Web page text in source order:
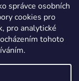
správce osobních
cookies pro
pro analytické
tohoto